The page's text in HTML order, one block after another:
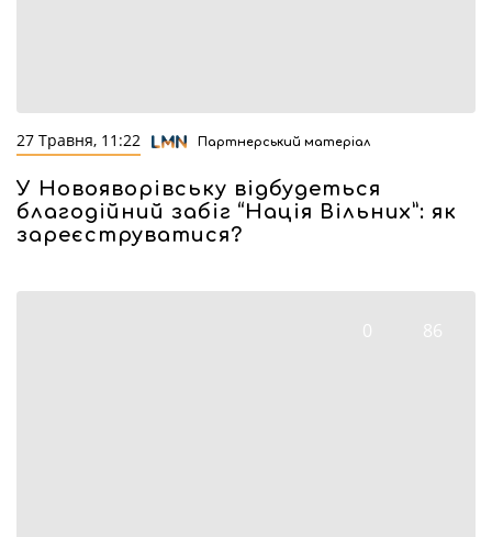
27 Травня, 11:22 Партнерський матеріал
У Новояворівську відбудеться
благодійний забіг “Нація Вільних”: як
зареєструватися?
0 86